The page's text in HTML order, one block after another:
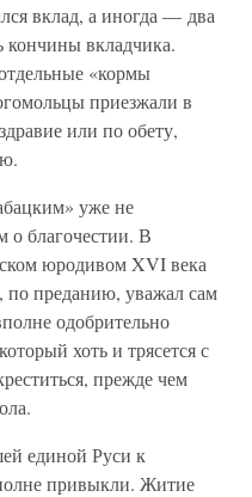
вклад, а иногда — два
кончины вкладчика.
«кормы
приезжали в
или по обету,
уже не
о благочестии. В
юродивом XVI века
по преданию, уважал сам
одобрительно
хоть и трясется с
прежде чем
единой Руси к
привыкли. Житие